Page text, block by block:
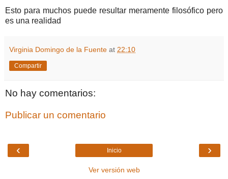
Esto para muchos puede resultar meramente filosófico pero
es una realidad
Virginia Domingo de la Fuente at 22:10
Compartir
No hay comentarios:
Publicar un comentario
‹ ›
Inicio
Ver versión web